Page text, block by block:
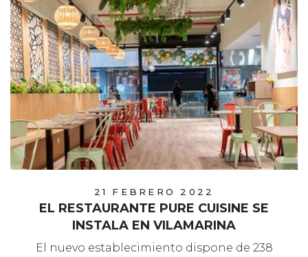
21 FEBRERO 2022
EL RESTAURANTE PURE CUISINE SE
INSTALA EN VILAMARINA
El nuevo establecimiento dispone de 238